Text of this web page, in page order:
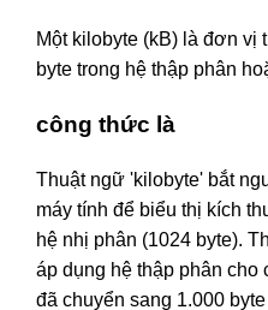
Một kilobyte (kB) là đơn vị
byte trong hệ thập phân
công thức là
Thuật ngữ 'kilobyte' bắt
máy tính để biểu thị kích
hệ nhị phân (1024 byte).
áp dụng hệ thập phân
đã chuyển sang 1.000